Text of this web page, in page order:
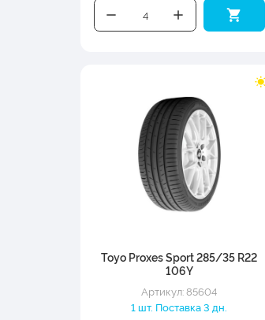
Toyo Proxes Sport 285/35 R22
106Y
Артикул: 85604
1 шт. Поставка 3 дн.